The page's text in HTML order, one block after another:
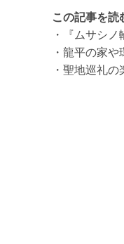
この記事を読
・『ムサシ
・龍平の家
・聖地巡礼